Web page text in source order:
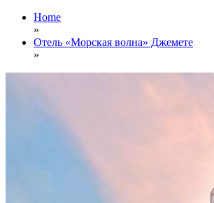
Home
»
Отель «Морская волна» Джемете
»